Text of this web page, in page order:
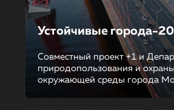
Устойчивые города-
Совместный проект +1 и
природопользования и охраны
окружающей среды города